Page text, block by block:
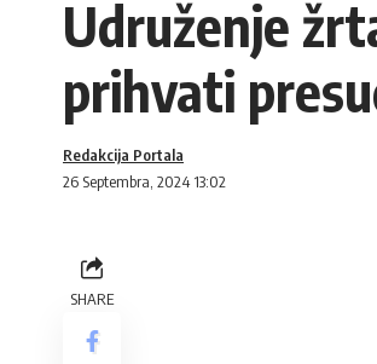
Udruženje
prihvati
26 Septembra, 2024 13:02
Redakcija Portala
SHARE